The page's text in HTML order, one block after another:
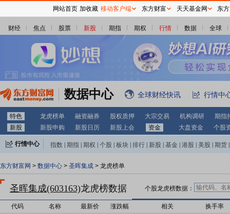
财经 焦点 股票 新股 期指 期权 行情 数据 全球
数据中心 全球财经快讯 行情中
特色 龙虎榜单 融资融券 股权质押 大宗交易 机构调研
期指
新股
新股申购 新股日历 新股上会 资金 大盘资金 个股
行情中心 指数 期指 期权 个股 板块 排行 新股 基金 港股 美股 期货
东方财富网 > 数据中心 > 圣晖集成 > 龙虎榜单
圣晖集成(603163)龙虎榜数据 个股龙虎榜数据：
代码 名称 最新价 涨跌幅 相关 换手率
网站首页 加收藏 移动客户端 东方财富 天天基金网 东